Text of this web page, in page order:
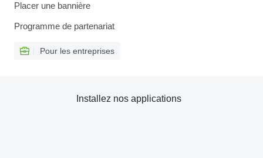
Placer une bannière
Programme de partenariat
Pour les entreprises
Installez nos applications